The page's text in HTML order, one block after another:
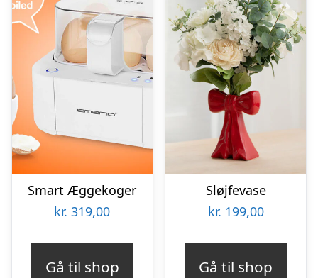
Smart Æggekoger
kr. 319,00
Gå til shop
Sløjfevase
kr. 199,00
Gå til shop